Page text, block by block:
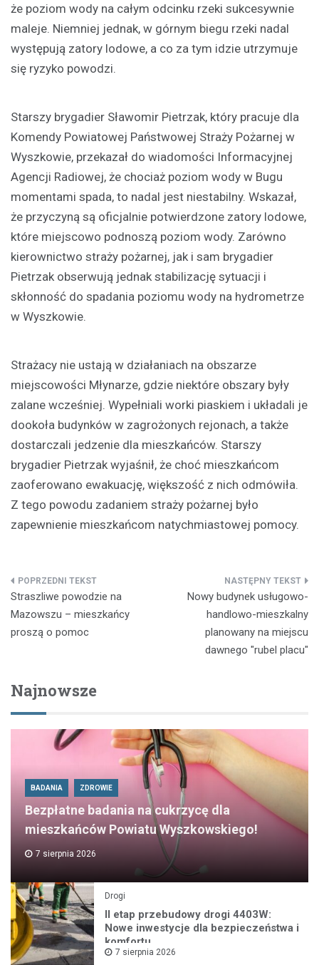
że poziom wody na całym odcinku rzeki sukcesywnie
maleje. Niemniej jednak, w górnym biegu rzeki nadal
występują zatory lodowe, a co za tym idzie utrzymuje
się ryzyko powodzi.
Starszy brygadier Sławomir Pietrzak, który pracuje dla
Komendy Powiatowej Państwowej Straży Pożarnej w
Wyszkowie, przekazał do wiadomości Informacyjnej
Agencji Radiowej, że chociaż poziom wody w Bugu
momentami spada, to nadal jest niestabilny. Wskazał,
że przyczyną są oficjalnie potwierdzone zatory lodowe,
które miejscowo podnoszą poziom wody. Zarówno
kierownictwo straży pożarnej, jak i sam brygadier
Pietrzak obserwują jednak stabilizację sytuacji i
skłonność do spadania poziomu wody na hydrometrze
w Wyszkowie.
Strażacy nie ustają w działaniach na obszarze
miejscowości Młynarze, gdzie niektóre obszary były
zalane wcześniej. Wypełniali worki piaskiem i układali je
dookoła budynków w zagrożonych rejonach, a także
dostarczali jedzenie dla mieszkańców. Starszy
brygadier Pietrzak wyjaśnił, że choć mieszkańcom
zaoferowano ewakuację, większość z nich odmówiła.
Z tego powodu zadaniem straży pożarnej było
zapewnienie mieszkańcom natychmiastowej pomocy.
Nawigacja
wpisu
Straszliwe powodzie na
Mazowszu – mieszkańcy
proszą o pomoc
Nowy budynek usługowo-
handlowo-mieszkalny
planowany na miejscu
dawnego "rubel placu"
Najnowsze
BADANIA ZDROWIE
Bezpłatne badania na cukrzycę dla
mieszkańców Powiatu Wyszkowskiego!
7 sierpnia 2026
Drogi
II etap przebudowy drogi 4403W:
Nowe inwestycje dla bezpieczeństwa i
komfortu
7 sierpnia 2026